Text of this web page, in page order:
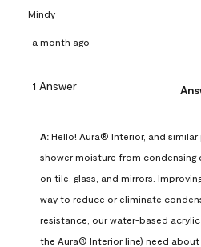
Mindy
a month ago
1 Answer
A: Hello! Aura® Interior, and
shower moisture from condensing
on tile, glass, and mirrors.
way to reduce or eliminate
resistance, our water-based
the Aura® Interior line) need